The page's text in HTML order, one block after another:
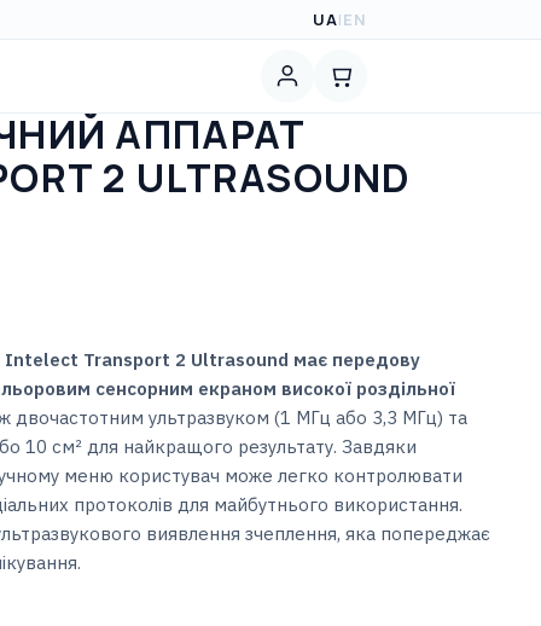
UA|EN
АППАРАТ
2 ULTRASOUND
Intelect Transport 2 Ultrasound має передову
сенсорним екраном високої роздільної
двочастотним ультразвуком (1 МГц або 3,3 МГц) та
10 см² для найкращого результату. Завдяки
меню користувач може легко контролювати
протоколів для майбутнього використання.
виявлення зчеплення, яка попереджає